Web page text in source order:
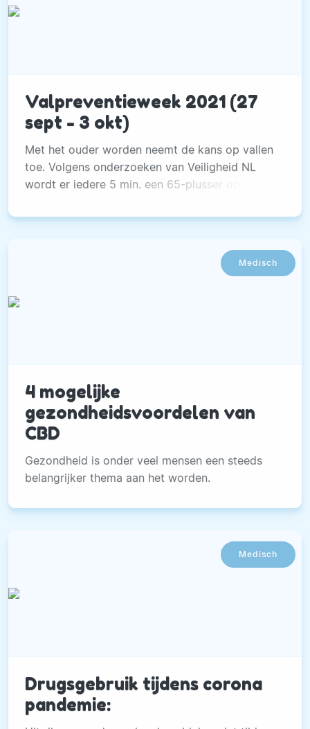
Valpreventieweek 2021 (27
sept - 3 okt)
Met het ouder worden neemt de kans op vallen
toe. Volgens onderzoeken van Veiligheid NL
wordt er iedere 5 min. een 65-plusser op de
Medisch
4 mogelijke
gezondheidsvoordelen van
CBD
Gezondheid is onder veel mensen een steeds
belangrijker thema aan het worden.
Medisch
Drugsgebruik tijdens corona
pandemie: